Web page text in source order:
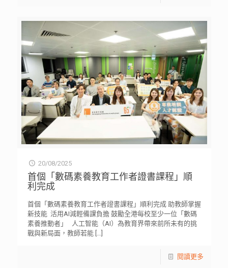
20/08/2025
首個「數碼素養教育工作者證書課程」順
利完成
首個「數碼素養教育工作者證書課程」順利完成 助教師掌握
新技能 活用AI減輕備課負擔 鼓勵全港每校至少一位「數碼
素養推動者」 人工智能（AI）為教育界帶來前所未有的挑
戰與新局面，教師若能[…]
閱讀更多